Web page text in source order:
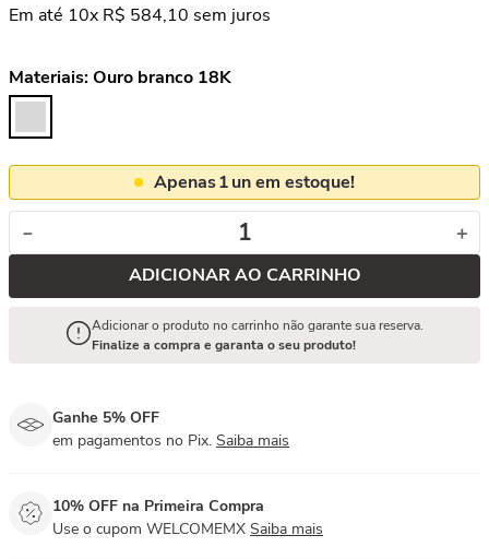
Em até 10x R$ 584,10 sem juros
Materiais:Ouro branco 18K
Apenas1un em estoque!
＋
－
ADICIONAR AO CARRINHO
Adicionar o produto no carrinho não garante sua reserva.
Finalize a compra e garanta o seu produto!
Ganhe 5% OFF
em pagamentos no Pix. Saiba mais
10% OFF na Primeira Compra
Use o cupom WELCOMEMX Saiba mais